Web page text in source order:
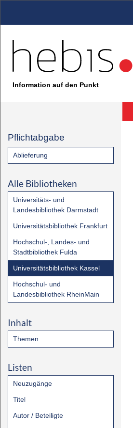
Information auf den Punkt
Pflichtabgabe
Ablieferung
Alle Bibliotheken
Universitäts- und
Landesbibliothek Darmstadt
Universitätsbibliothek Frankfurt
Hochschul-, Landes- und
Stadtbibliothek Fulda
Universitätsbibliothek Kassel
Hochschul- und
Landesbibliothek RheinMain
Inhalt
Themen
Listen
Neuzugänge
Titel
Autor / Beteiligte